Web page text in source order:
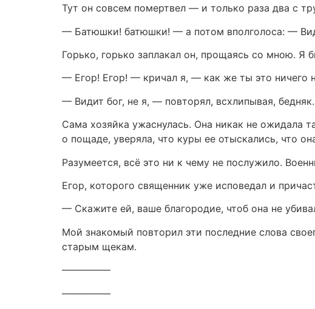
Тут он совсем помертвел — и только раза два с
— Батюшки! батюшки! — а потом вполголоса: —
Горько, горько заплакал он, прощаясь со мною. Я
— Егор! Егор! — кричал я, — как же ты это ничего
— Видит бог, не я, — повторял, всхлипывая, бедняк.
Сама хозяйка ужаснулась. Она никак не ожидала
о пощаде, уверяла, что куры ее отыскались, что
Разумеется, всё это ни к чему не послужило.
Егор, которого священник уже исповедал и
— Скажите ей, ваше благородие, чтоб она не
Мой знакомый повторил эти последние слова
старым щекам.
—————
—————